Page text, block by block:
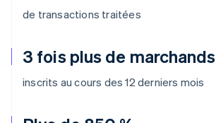
de transactions traitées
3 fois plus de marchands
inscrits au cours des 12 derniers mois